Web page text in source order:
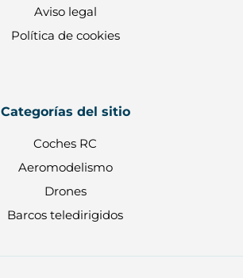
Aviso legal
Política de cookies
Categorías del sitio
Coches RC
Aeromodelismo
Drones
Barcos teledirigidos